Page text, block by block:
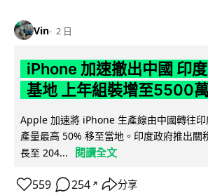
Vin 2 日
iPhone 加速撤出中國 印
基地 上年組裝增至5500
Apple 加速將 iPhone 生產線由中國轉往
產量最高 50% 移至當地。印度政府推出關
長至 204...
閱讀全文
559 254 ↗ 分享